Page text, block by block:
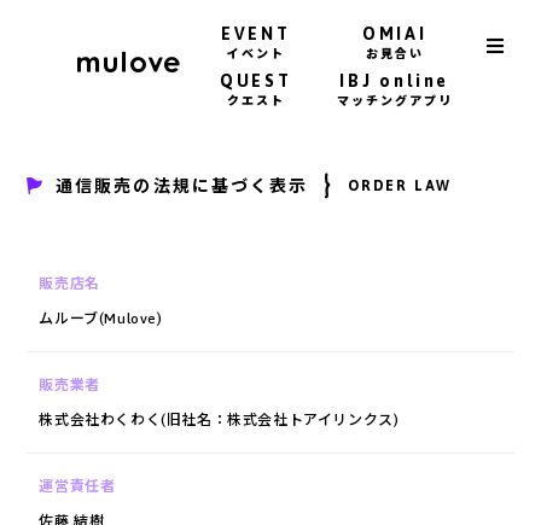
EVENT
イベント
OMIAI
お見合い
QUEST
クエスト
IBJ online
マッチングアプリ
通信販売の法規に基づく表示 ORDER LAW
販売店名
ムルーブ(Mulove)
販売業者
株式会社わくわく(旧社名：株式会社トアイリンクス)
運営責任者
佐藤 結樹